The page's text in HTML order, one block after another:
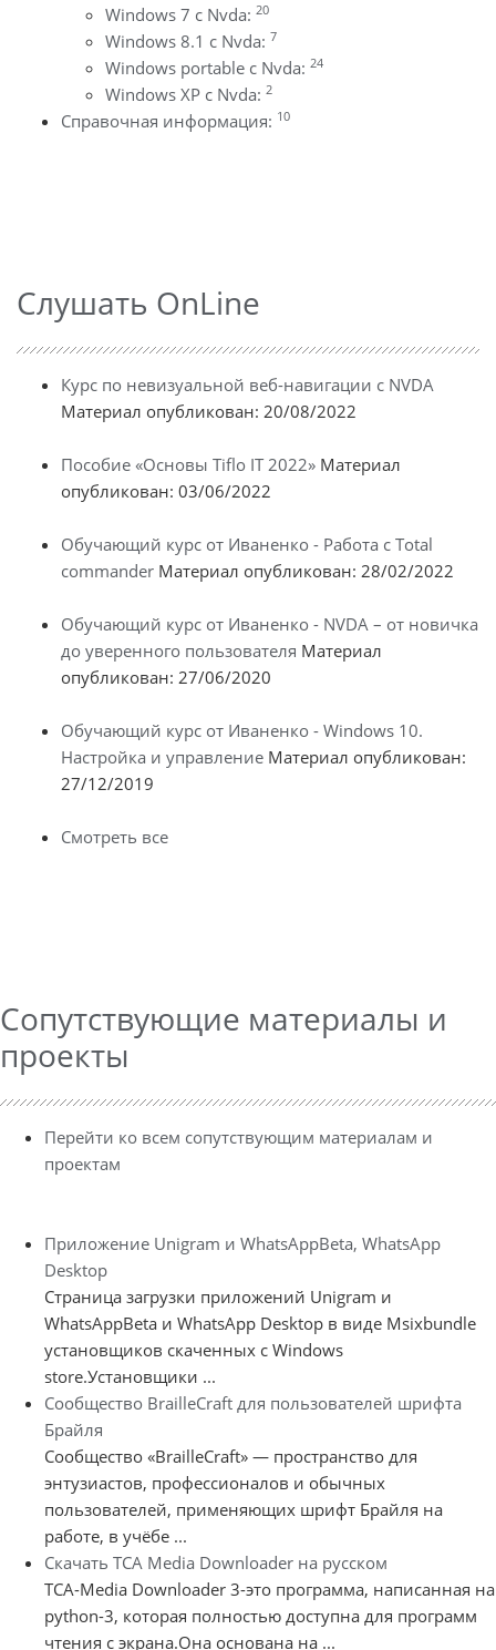
Windows 7 с Nvda: 20
Windows 8.1 с Nvda: 7
Windows portable с Nvda: 24
Windows XP с Nvda: 2
Справочная информация: 10
Слушать OnLine
Курс по невизуальной веб-навигации с NVDA
Материал опубликован: 20/08/2022
Пособие «Основы Tiflo IT 2022» Материал
опубликован: 03/06/2022
Обучающий курс от Иваненко - Работа с Total
commander Материал опубликован: 28/02/2022
Обучающий курс от Иваненко - NVDA – от новичка
до уверенного пользователя Материал
опубликован: 27/06/2020
Обучающий курс от Иваненко - Windows 10.
Настройка и управление Материал опубликован:
27/12/2019
Смотреть все
Сопутствующие материалы и
проекты
Перейти ко всем сопутствующим материалам и
проектам
Приложение Unigram и WhatsAppBeta, WhatsApp
Desktop
Страница загрузки приложений Unigram и
WhatsAppBeta и WhatsApp Desktop в виде Msixbundle
установщиков скаченных с Windows
store.Установщики ...
Сообщество BrailleCraft для пользователей шрифта
Брайля
Сообщество «BrailleCraft» — пространство для
энтузиастов, профессионалов и обычных
пользователей, применяющих шрифт Брайля на
работе, в учёбе ...
Скачать TCA Media Downloader на русском
TCA-Media Downloader 3-это программа, написанная на
python-3, которая полностью доступна для программ
чтения с экрана.Она основана на ...